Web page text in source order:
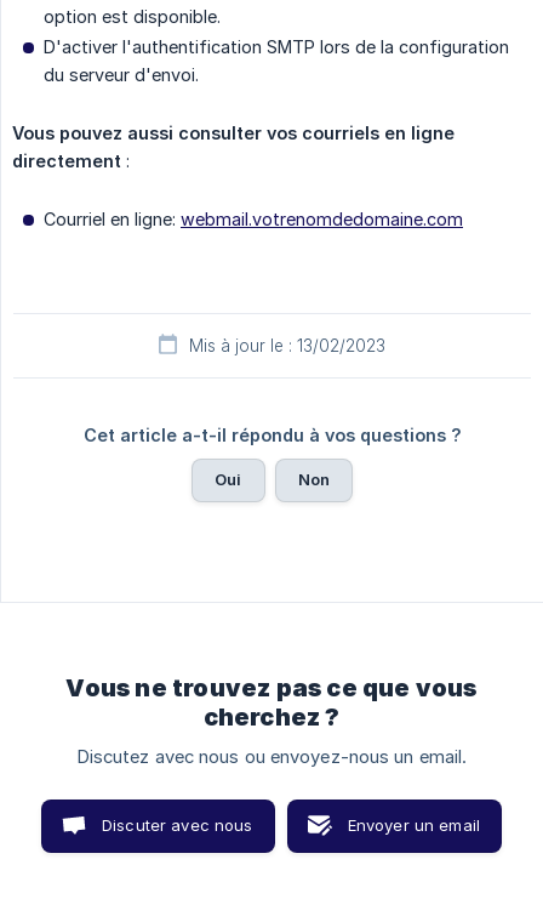
option est disponible.
D'activer l'authentification SMTP lors de la configuration
du serveur d'envoi.
Vous pouvez aussi consulter vos courriels en ligne
directement :
Courriel en ligne: webmail.votrenomdedomaine.com
Mis à jour le : 13/02/2023
Cet article a-t-il répondu à vos questions ?
Oui Non
Vous ne trouvez pas ce que vous
cherchez ?
Discutez avec nous ou envoyez-nous un email.
Discuter avec nous Envoyer un email